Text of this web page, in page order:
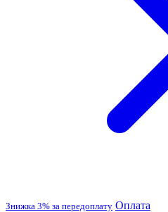
Знижка 3% за передоплату Оплата